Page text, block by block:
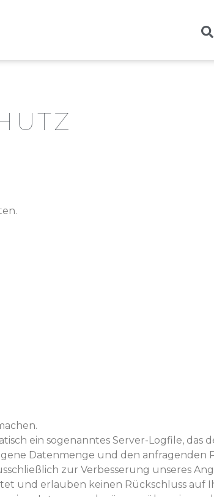
ein sogenanntes Server-Logfile, das
Datenmenge und den anfragenden
zur Verbesserung unseres
und erlauben keinen Rückschluss auf